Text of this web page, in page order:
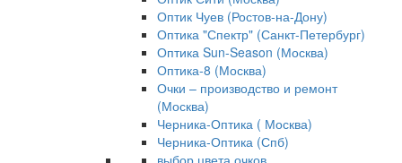
Оптик Чуев (Ростов-на-Дону)
Оптика "Спектр" (Санкт-Петербург)
Оптика Sun-Season (Москва)
Оптика-8 (Москва)
Очки – производство и ремонт
(Москва)
Черника-Оптика ( Москва)
Черника-Оптика (Спб)